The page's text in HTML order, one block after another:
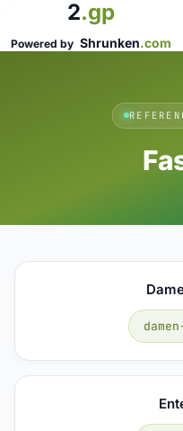
2.gp
Powered by Shrunken.com